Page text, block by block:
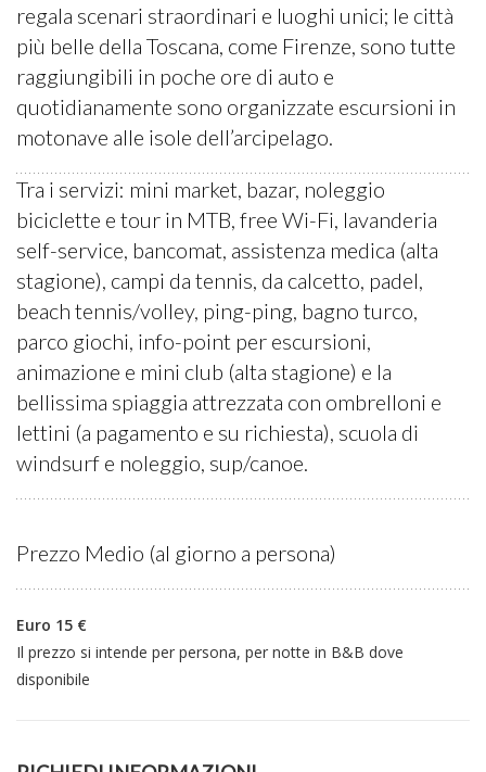
regala scenari straordinari e luoghi unici; le città
più belle della Toscana, come Firenze, sono tutte
raggiungibili in poche ore di auto e
quotidianamente sono organizzate escursioni in
motonave alle isole dell’arcipelago.
Tra i servizi: mini market, bazar, noleggio
biciclette e tour in MTB, free Wi-Fi, lavanderia
self-service, bancomat, assistenza medica (alta
stagione), campi da tennis, da calcetto, padel,
beach tennis/volley, ping-ping, bagno turco,
parco giochi, info-point per escursioni,
animazione e mini club (alta stagione) e la
bellissima spiaggia attrezzata con ombrelloni e
lettini (a pagamento e su richiesta), scuola di
windsurf e noleggio, sup/canoe.
Prezzo Medio (al giorno a persona)
Euro 15 €
Il prezzo si intende per persona, per notte in B&B dove
disponibile